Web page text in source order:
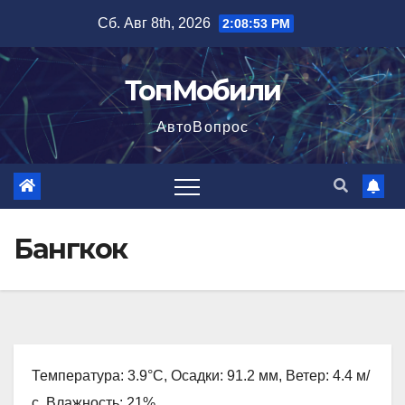
содержимому
Сб. Авг 8th, 2026 2:08:54 PM
ТопМобили
АвтоВопрос
Бангкок
Температура: 3.9°C, Осадки: 91.2 мм, Ветер: 4.4 м/